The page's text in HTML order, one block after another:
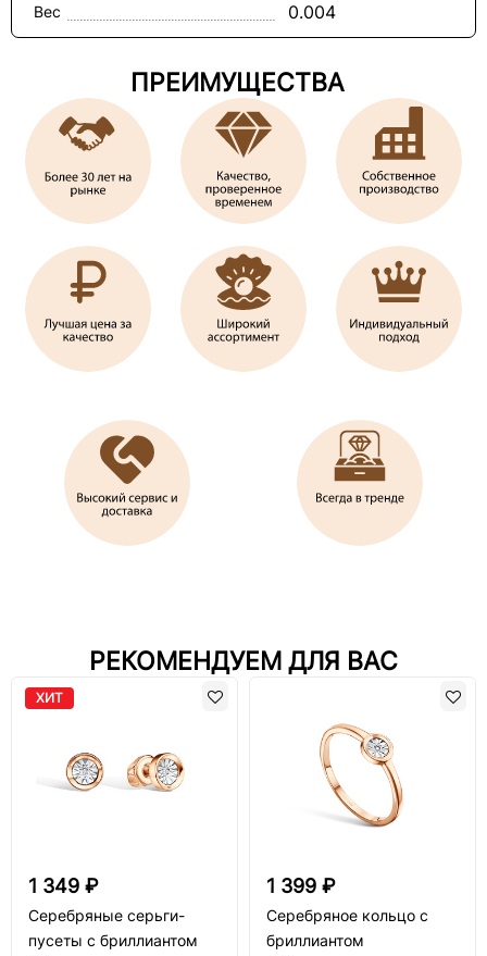
Вес 0.004
ПРЕИМУЩЕСТВА
РЕКОМЕНДУЕМ ДЛЯ ВАС
ХИТ
1 349 ₽
Серебряные серьги-
пусеты с бриллиантом
1 399 ₽
Серебряное кольцо с
бриллиантом